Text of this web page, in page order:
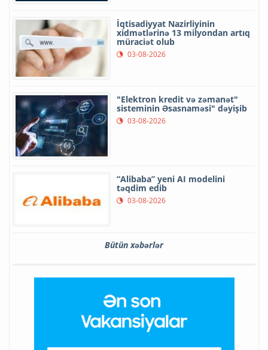
İqtisadiyyat Nazirliyinin
xidmətlərinə 13 milyondan artıq
müraciət olub
03-08-2026
"Elektron kredit və zəmanət"
sisteminin Əsasnaməsi" dəyişib
03-08-2026
“Alibaba” yeni AI modelini
təqdim edib
03-08-2026
Bütün xəbərlər